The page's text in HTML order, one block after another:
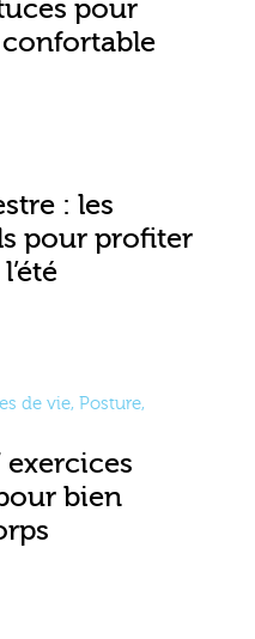
pour
: les
pour profiter
de vie, Posture,
exercices
bien